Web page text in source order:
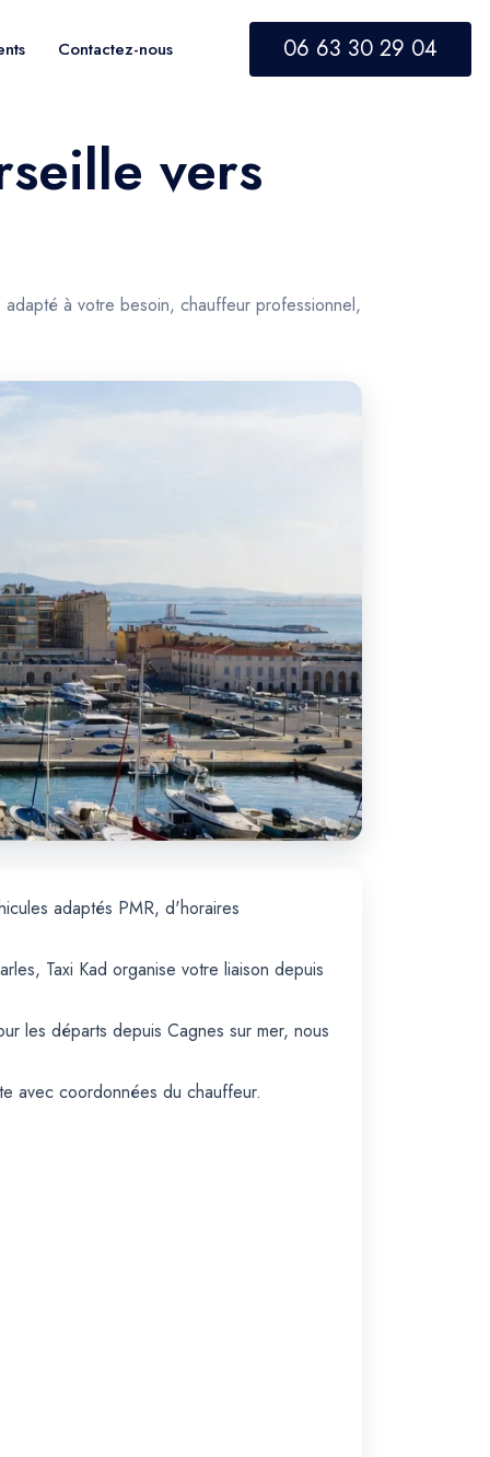
Contactez-nous 06 63 30 29 04
vers
à votre besoin, chauffeur professionnel,
adaptés PMR, d'horaires
Taxi Kad organise votre liaison depuis
les départs depuis Cagnes sur mer, nous
avec coordonnées du chauffeur.